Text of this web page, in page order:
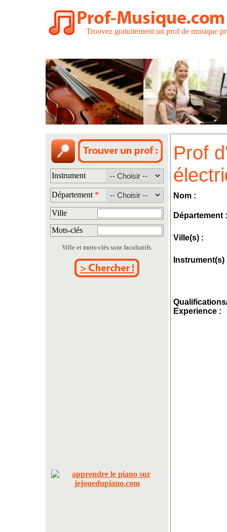
Trouvez gratuitement un prof de musique
Instrument
Département *
Ville
Mots-clés
Ville et mots-clés sont facultatifs.
Prof
Nom :
Département :
Ville(s) :
Instrument(s)
Experience :